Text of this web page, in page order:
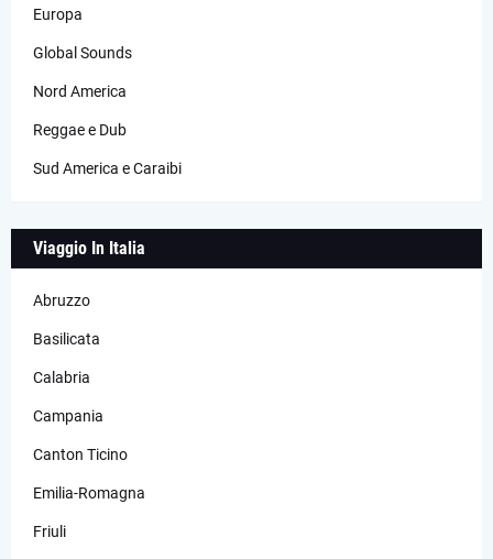
Europa
Global Sounds
Nord America
Reggae e Dub
Sud America e Caraibi
Viaggio In Italia
Abruzzo
Basilicata
Calabria
Campania
Canton Ticino
Emilia-Romagna
Friuli